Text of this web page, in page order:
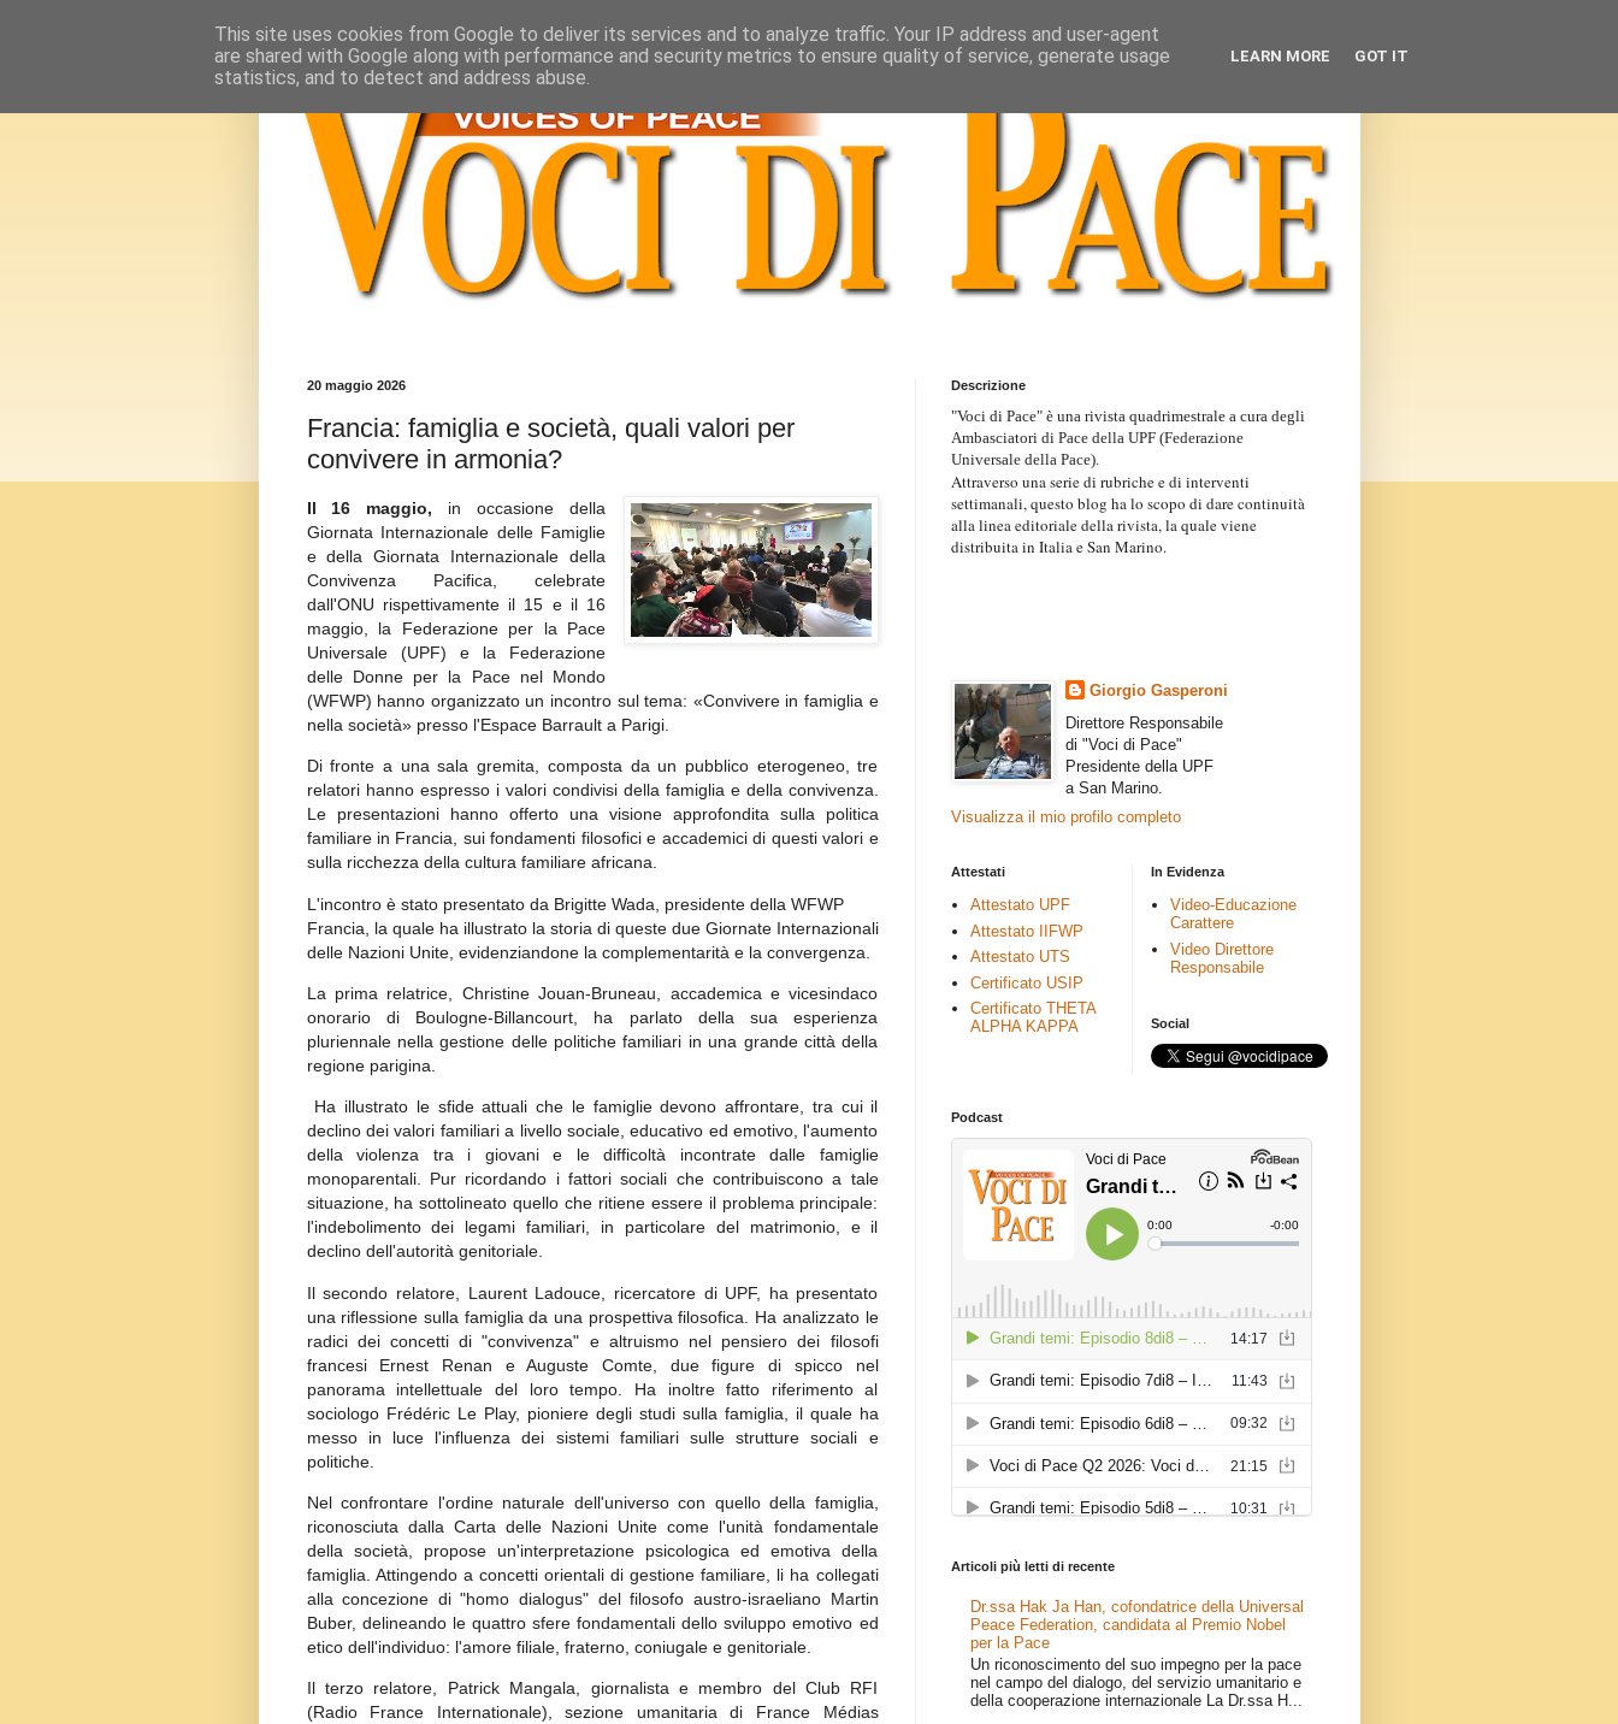
20 maggio 2026
Francia: famiglia e società, quali valori per
convivere in armonia?
Il 16 maggio, in occasione della
Giornata Internazionale delle Famiglie
e della Giornata Internazionaledella
Convivenza Pacifica, celebrate
dall'ONU rispettivamente il 15 e il 16
maggio, la Federazione per la Pace
Universale (UPF) e la Federazione
delle Donne per la Pace nel Mondo
(WFWP) hanno organizzato un incontro sul tema: «Convivere in famiglia e
nella società» presso l'Espace Barrault a Parigi.
Di fronte a una sala gremita, composta da un pubblico eterogeneo, tre
relatori hanno espresso i valori condivisi della famiglia e della convivenza.
Le presentazioni hanno offerto una visione approfondita sulla politica
familiare in Francia, sui fondamenti filosofici e accademici di questi valori e
sulla ricchezza della cultura familiare africana.
L'incontro è stato presentato da Brigitte Wada, presidente della WFWP
Francia, la quale ha illustrato la storia di queste due Giornate Internazionali
delle Nazioni Unite, evidenziandone la complementarità e la convergenza.
La prima relatrice, Christine Jouan-Bruneau, accademica e vicesindaco
onorario di Boulogne-Billancourt, ha parlato della sua esperienza
pluriennale nella gestione delle politiche familiari in una grande città della
regione parigina.
Ha illustrato le sfide attuali che le famiglie devono affrontare, tra cui il
declino dei valori familiari a livello sociale, educativo ed emotivo, l'aumento
della violenza tra i giovani e le difficoltà incontrate dalle famiglie
monoparentali. Pur ricordando i fattori sociali che contribuiscono a tale
situazione, ha sottolineato quello che ritiene essere il problema principale:
l'indebolimento dei legami familiari, in particolare del matrimonio, e il
declino dell'autorità genitoriale.
Il secondo relatore, Laurent Ladouce, ricercatore di UPF, ha presentato
una riflessione sulla famiglia da una prospettiva filosofica. Ha analizzato le
radici dei concetti di "convivenza" e altruismo nel pensiero dei filosofi
francesi Ernest Renan e Auguste Comte, due figure di spicco nel
panorama intellettuale del loro tempo. Ha inoltre fatto riferimento al
sociologo Frédéric Le Play, pioniere degli studi sulla famiglia, il quale ha
messo in luce l'influenza dei sistemi familiari sulle strutture sociali e
politiche.
Nel confrontare l'ordine naturale dell'universo con quello della famiglia,
riconosciuta dalla Carta delle Nazioni Unite come l'unità fondamentale
della società, propose un'interpretazione psicologica ed emotiva della
famiglia. Attingendo a concetti orientali di gestione familiare, li ha collegati
alla concezione di "homo dialogus" del filosofo austro-israeliano Martin
Buber, delineando le quattro sfere fondamentali dello sviluppo emotivo ed
etico dell'individuo: l'amore filiale, fraterno, coniugale e genitoriale.
Il terzo relatore, Patrick Mangala, giornalista e membro del Club RFI
(Radio France Internationale), sezione umanitaria di France Médias
Descrizione
"Voci di Pace" è una rivista quadrimestrale a cura degli
Ambasciatori di Pace della UPF (Federazione
Universale della Pace).
Attraverso una serie di rubriche e di interventi
settimanali, questo blog ha lo scopo di dare continuità
alla linea editoriale della rivista, la quale viene
distribuita in Italia e San Marino.
Giorgio Gasperoni
Direttore Responsabile
di "Voci di Pace"
Presidente della UPF
a San Marino.
Visualizza il mio profilo completo
Attestati
Attestato UPF
Attestato IIFWP
Attestato UTS
Certificato USIP
Certificato THETA
ALPHA KAPPA
In Evidenza
Video-Educazione
Carattere
Video Direttore
Responsabile
Social
Podcast
Articoli più letti di recente
Dr.ssa Hak Ja Han, cofondatrice della Universal
Peace Federation, candidata al Premio Nobel
per la Pace
Un riconoscimento del suo impegno per la pace
nel campo del dialogo, del servizio umanitario e
della cooperazione internazionale La Dr.ssa H...
This site uses cookies from Google to deliver its services and to analyze traffic. Your IP address and user-agent
are shared with Google along with performance and security metrics to ensure quality of service, generate usage
statistics, and to detect and address abuse.
LEARN MORE GOT IT